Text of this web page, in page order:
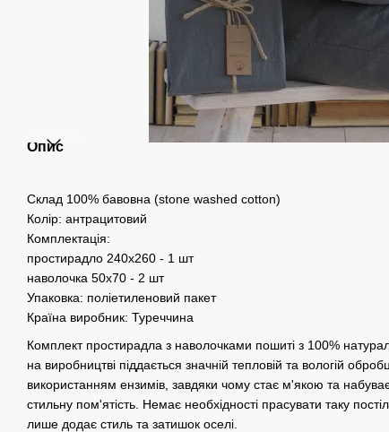
Опис
Склад 100% бавовна (stone washed cotton)
Колір: антрацитовий
Комплектація:
простирадло 240х260 - 1 шт
наволочка 50х70 - 2 шт
Упаковка: поліетиленовий пакет
Країна виробник: Туреччина
Комплект простирадла з наволочками пошиті з 100%
на виробництві піддається значній тепловій та вологій
використанням ензимів, завдяки чому стає м'якою та
стильну пом'ятість. Немає необхідності прасувати таку
лише додає стиль та затишок оселі.